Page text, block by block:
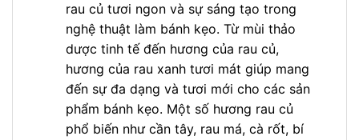
rau củ tươi ngon và sự sáng tạo trong
nghệ thuật làm bánh kẹo. Từ mùi thảo
dược tinh tế đến hương của rau củ,
hương của rau xanh tươi mát giúp mang
đến sự đa dạng và tươi mới cho các sản
phẩm bánh kẹo. Một số hương rau củ
phổ biến như cần tây, rau má, cà rốt, bí